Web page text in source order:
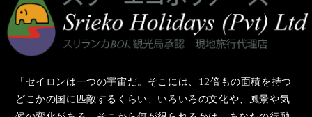
「セイロンは一つの宇宙だ。そこには、12倍もの面積を持つ
どこかの国に匹敵するくらい、いろいろの文化や、風景や気